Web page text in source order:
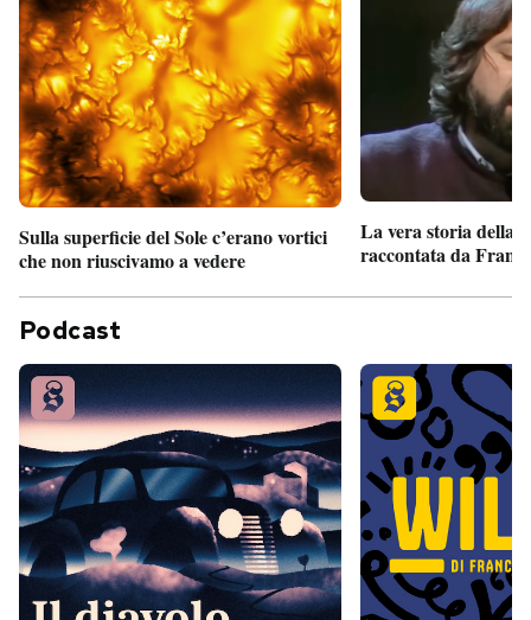
Sulla superficie del Sole c’erano vortici
che non riuscivamo a vedere
La vera storia della
raccontata da
Podcast